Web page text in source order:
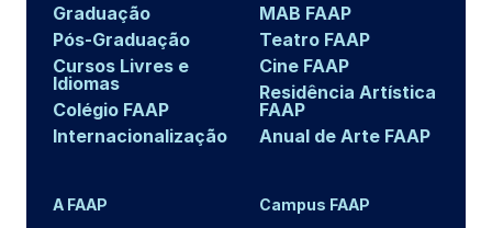
Graduação
Pós-Graduação
Cursos Livres e
Idiomas
Colégio FAAP
Internacionalização
MAB FAAP
Teatro FAAP
Cine FAAP
Residência Artística
FAAP
Anual de Arte FAAP
A FAAP Campus FAAP